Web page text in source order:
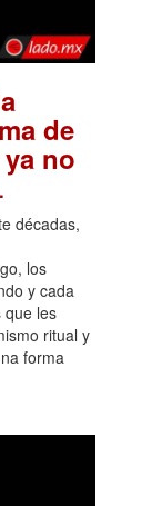
de
no
.
décadas,
los
y cada
que les
ritual y
forma